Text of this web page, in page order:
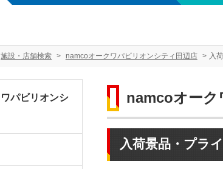
施設・店舗検索 namcoオークワパビリオンシティ田辺店 入
namcoオーク
入荷景品・プラ
パビリオンシ